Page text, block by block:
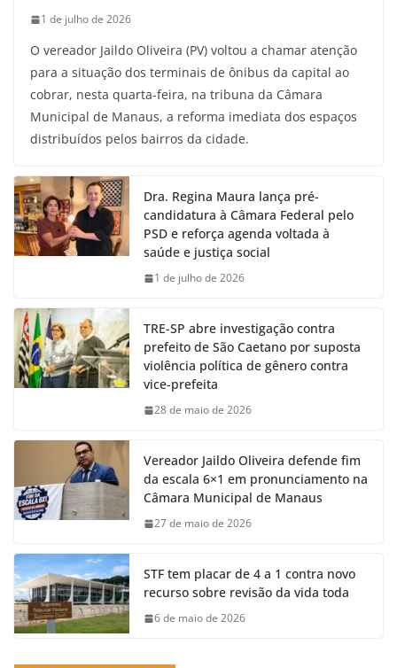
1 de julho de 2026
O vereador Jaildo Oliveira (PV) voltou a chamar atenção
para a situação dos terminais de ônibus da capital ao
cobrar, nesta quarta-feira, na tribuna da Câmara
Municipal de Manaus, a reforma imediata dos espaços
distribuídos pelos bairros da cidade.
Dra. Regina Maura lança pré-
candidatura à Câmara Federal pelo
PSD e reforça agenda voltada à
saúde e justiça social
1 de julho de 2026
TRE-SP abre investigação contra
prefeito de São Caetano por suposta
violência política de gênero contra
vice-prefeita
28 de maio de 2026
Vereador Jaildo Oliveira defende fim
da escala 6×1 em pronunciamento na
Câmara Municipal de Manaus
27 de maio de 2026
STF tem placar de 4 a 1 contra novo
recurso sobre revisão da vida toda
6 de maio de 2026